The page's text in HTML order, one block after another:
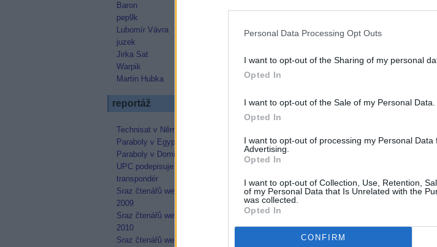
Personal Data Processing Opt Outs
I want to opt-out of the Sharing of my personal
Opted In
I want to opt-out of the Sale of my Personal Data.
Opted In
I want to opt-out of processing my Personal Data
Advertising.
Opted In
I want to opt-out of Collection, Use, Retention,
of my Personal Data that Is Unrelated with the
was collected.
Opted In
CONFIRM
Baron
pep9k
Lubomír Vávra
juzek
Jirka Sat
Warpik
Martin Hubka
reportáž
Technisat v Německu
Paraboly v Egyptě
Paraboly v Dominikánské republice
UPC podepisuje kontrakt s Astrou na 4.
transpondér
Sraz čtenářů webu parabola.cz - květen
2009
Sraz čtenářů webu parabola.cz - červen
2010
Sraz čtenářů webu parabola.cz - červen